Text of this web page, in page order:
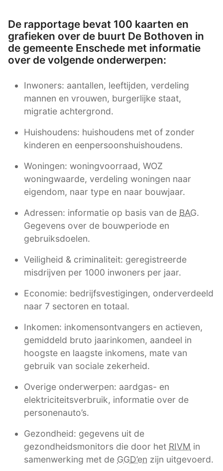
De rapportage bevat 100 kaarten en
grafieken over de buurt De Bothoven in
de gemeente Enschede met informatie
over de volgende onderwerpen:
Inwoners: aantallen, leeftijden, verdeling
mannen en vrouwen, burgerlijke staat,
migratie achtergrond.
Huishoudens: huishoudens met of zonder
kinderen en eenpersoonshuishoudens.
Woningen: woningvoorraad, WOZ
woningwaarde, verdeling woningen naar
eigendom, naar type en naar bouwjaar.
Adressen: informatie op basis van de BAG.
Gegevens over de bouwperiode en
gebruiksdoelen.
Veiligheid & criminaliteit: geregistreerde
misdrijven per 1000 inwoners per jaar.
Economie: bedrijfsvestigingen, onderverdeeld
naar 7 sectoren en totaal.
Inkomen: inkomensontvangers en actieven,
gemiddeld bruto jaarinkomen, aandeel in
hoogste en laagste inkomens, mate van
gebruik van sociale zekerheid.
Overige onderwerpen: aardgas- en
elektriciteitsverbruik, informatie over de
personenauto’s.
Gezondheid: gegevens uit de
gezondheidsmonitors die door het RIVM in
samenwerking met de GGD’en zijn uitgevoerd.